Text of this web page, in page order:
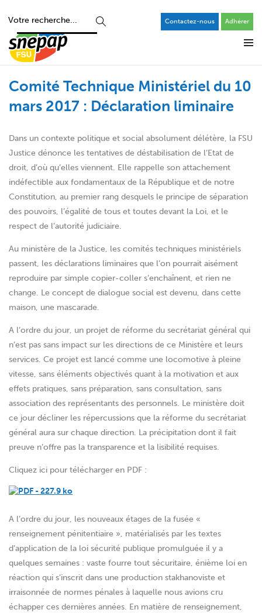
Contactez-nous Adhérer
Comité Technique Ministériel du 10
mars 2017 : Déclaration liminaire
Dans un contexte politique et social absolument délétère, la FSU
Justice dénonce les tentatives de déstabilisation de l’Etat de
droit, d’où qu’elles viennent. Elle rappelle son attachement
indéfectible aux fondamentaux de la République et de notre
Constitution, au premier rang desquels le principe de séparation
des pouvoirs, l’égalité de tous et toutes devant la Loi, et le
respect de l’autorité judiciaire.
Au ministère de la Justice, les comités techniques ministériels
passent, les déclarations liminaires que l’on pourrait aisément
reproduire par simple copier-coller s’enchaînent, et rien ne
change. Le concept de dialogue social est devenu, dans cette
maison, une mascarade.
A l’ordre du jour, un projet de réforme du secrétariat général qui
n’est pas sans impact sur les directions de ce Ministère et leurs
services. Ce projet est lancé comme une locomotive à pleine
vitesse, sans éléments objectivés quant à la motivation et aux
effets pratiques, sans préparation, sans consultation, sans
association des représentants des personnels. Le ministère doit
ce jour décliner les répercussions que la réforme du secrétariat
général aura sur chaque direction. La précipitation dont il fait
preuve n’offre pas la transparence et la lisibilité requises.
Cliquez ici pour télécharger en PDF :
A l’ordre du jour, les nouveaux étages de la fusée «
renseignement pénitentiaire », matérialisés par les textes
d’application de la loi sécurité publique promulguée il y a
quelques semaines : vaste fourre tout sécuritaire, énième loi en
réaction qui s’inscrit dans une production stakhanoviste et
irraisonnée de normes pénales à laquelle nous avions cru
échapper ces dernières années. En matière de renseignement,